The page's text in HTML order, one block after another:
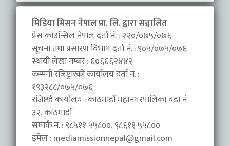
मिडिया मिसन नेपाल प्रा. लि. द्वारा सञ्चालित
प्रेस काउन्सिल नेपाल दर्ता नं. : २२०/०७५/०७६
सूचना तथा प्रसारण विभाग दर्ता नं. : ९०५/०७५/०७६
स्थायी लेखा नम्बर : ६०६६६२४४२
कम्पनी रजिष्ट्रारको कार्यालय दर्ता नं. :
१९३२८८/०७५/०७६
रजिष्टर्ड कार्यालय : काठमाडौँ महानगरपालिका वडा नंं
३२, काठमाडौँ
सम्पर्क नं. : ९८५११ ५५८००, ९८६११ ५५८००
इमेल :mediamissionnepal@gmail.com